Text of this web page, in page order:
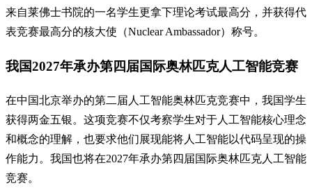
来自莱佛士书院的一名学生更拿下理论考试最高分，并获得代
表竞赛最高分的核大使（Nuclear Ambassador）称号。
我国2027年承办第四届国际奥林匹克人工智能竞赛
在中国北京举办的第二届人工智能奥林匹克竞赛中，我国学生
获得两金五银。这项竞赛不仅考察学生对于人工智能核心理念
和概念的理解，也要求他们展现能将人工智能以代码呈现的操
作能力。我国也将在2027年承办第四届国际奥林匹克人工智能
竞赛。